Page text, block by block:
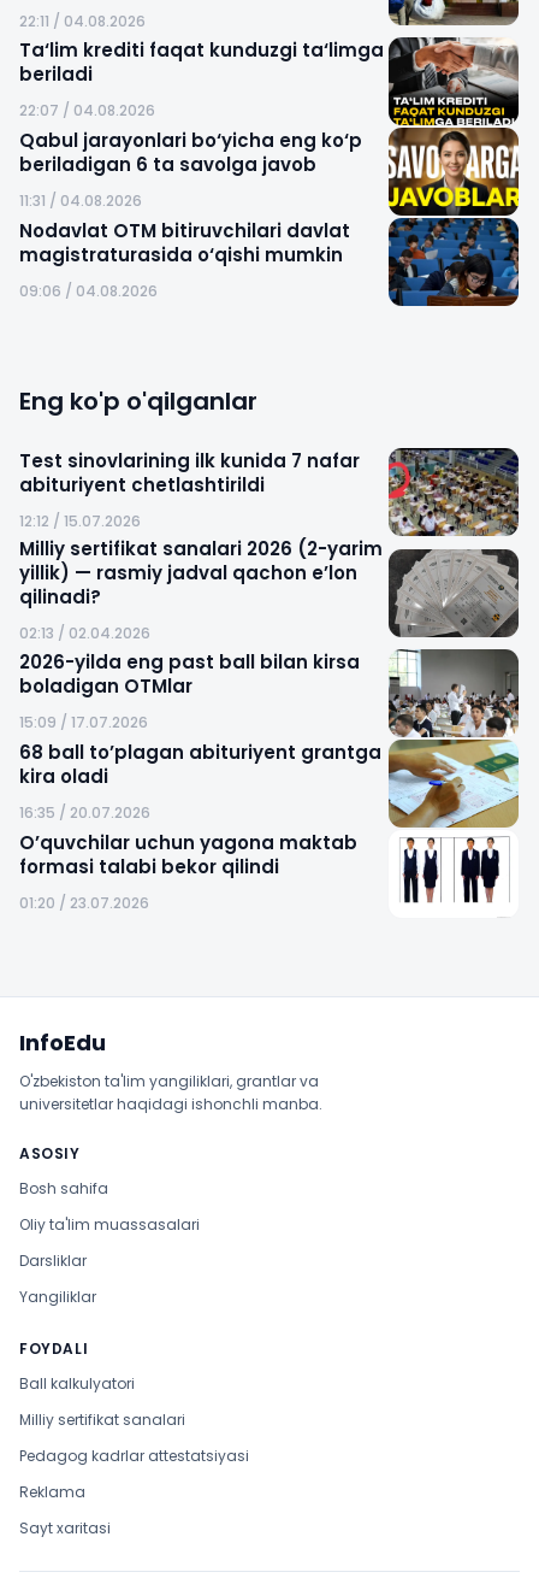
22:11 / 04.08.2026
Ta‘lim krediti faqat kunduzgi ta‘limga
beriladi
22:07 / 04.08.2026
Qabul jarayonlari bo‘yicha eng ko‘p
beriladigan 6 ta savolga javob
11:31 / 04.08.2026
Nodavlat OTM bitiruvchilari davlat
magistraturasida o‘qishi mumkin
09:06 / 04.08.2026
Eng ko'p o'qilganlar
Test sinovlarining ilk kunida 7 nafar
abituriyent chetlashtirildi
12:12 / 15.07.2026
Milliy sertifikat sanalari 2026 (2-yarim
yillik) — rasmiy jadval qachon e’lon
qilinadi?
02:13 / 02.04.2026
2026-yilda eng past ball bilan kirsa
boladigan OTMlar
15:09 / 17.07.2026
68 ball to’plagan abituriyent grantga
kira oladi
16:35 / 20.07.2026
O’quvchilar uchun yagona maktab
formasi talabi bekor qilindi
01:20 / 23.07.2026
InfoEdu
O'zbekiston ta'lim yangiliklari, grantlar va
universitetlar haqidagi ishonchli manba.
ASOSIY
Bosh sahifa
Oliy ta'lim muassasalari
Darsliklar
Yangiliklar
FOYDALI
Ball kalkulyatori
Milliy sertifikat sanalari
Pedagog kadrlar attestatsiyasi
Reklama
Sayt xaritasi